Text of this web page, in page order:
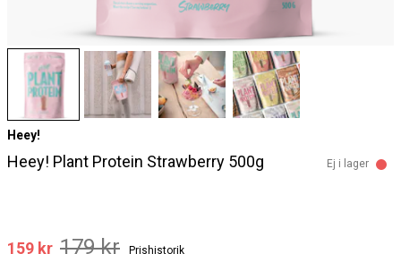
Heey!
Heey! Plant Protein Strawberry 500g Ej i lager
159 kr 179 kr Prishistorik